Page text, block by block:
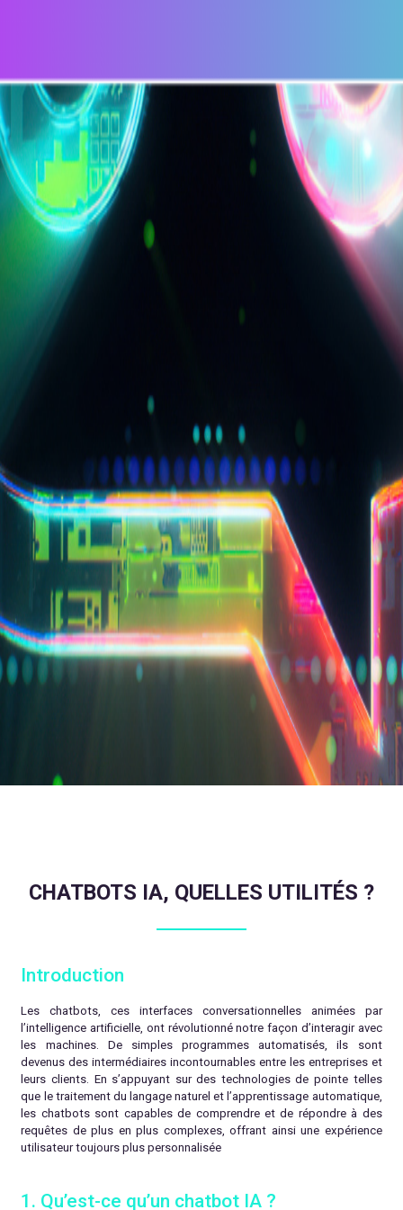
CHATBOTS IA, QUELLES UTILITÉS ?
Introduction
Les chatbots, ces interfaces conversationnelles animées par
l’intelligence artificielle, ont révolutionné notre façon d’interagir avec
les machines. De simples programmes automatisés, ils sont
devenus des intermédiaires incontournables entre les entreprises et
leurs clients. En s’appuyant sur des technologies de pointe telles
que le traitement du langage naturel et l’apprentissage automatique,
les chatbots sont capables de comprendre et de répondre à des
requêtes de plus en plus complexes, offrant ainsi une expérience
utilisateur toujours plus personnalisée
1. Qu’est-ce qu’un chatbot IA ?